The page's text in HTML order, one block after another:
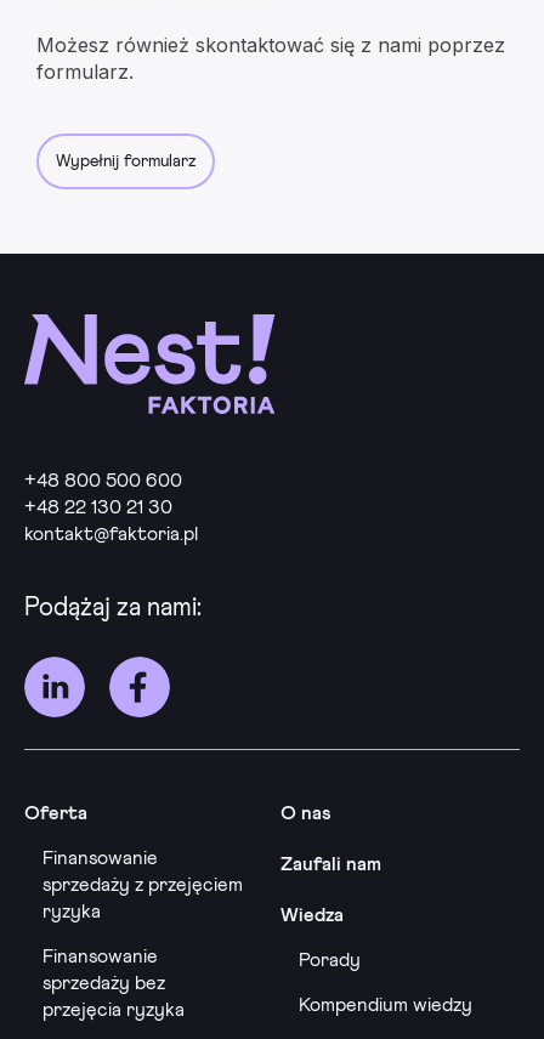
Możesz również skontaktować się z nami poprzez
formularz.
Wypełnij formularz
+48 800 500 600
+48 22 130 21 30
kontakt@faktoria.pl
Podążaj za nami:
Oferta
Finansowanie
sprzedaży z przejęciem
ryzyka
Finansowanie
sprzedaży bez
przejęcia ryzyka
O nas
Zaufali nam
Wiedza
Porady
Kompendium wiedzy